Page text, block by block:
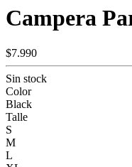
Campera
$7.990
Sin stock
Color
Black
Talle
S
M
L